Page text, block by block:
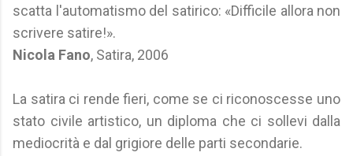
scatta l'automatismo del satirico: «Difficile allora non
scrivere satire!».
Nicola Fano, Satira, 2006
La satira ci rende fieri, come se ci riconoscesse uno
stato civile artistico, un diploma che ci sollevi dalla
mediocrità e dal grigiore delle parti secondarie.